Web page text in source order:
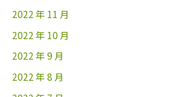
2022 年 11 月
2022 年 10 月
2022 年 9 月
2022 年 8 月